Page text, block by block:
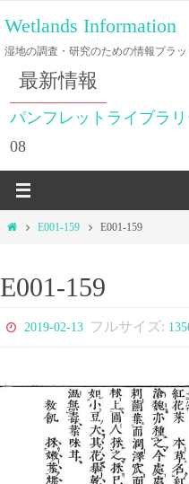
ン
テ
ツ
ス
プ
Wetlands Information
湿地の調査・研究のための情報プラ
最新情報
パンフレットライブラ
08
ホ
E001-159 E001-159
E001-159
2019-02-13 フルサイズ: